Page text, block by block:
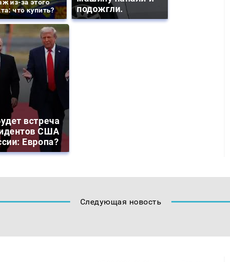
из-за этого
что купить?
подожгли.
встреча
США
Европа?
Следующая новость